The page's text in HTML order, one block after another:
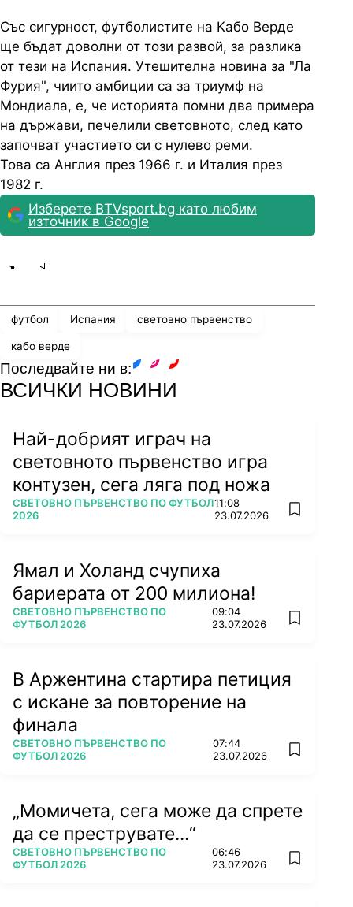
Със сигурност, футболистите на Кабо Верде
ще бъдат доволни от този развой, за разлика
от тези на Испания. Утешителна новина за "Ла
Фурия", чиито амбиции са за триумф на
Мондиала, е, че историята помни два примера
на държави, печелили световното, след като
започват участието си с нулево реми.
Това са Англия през 1966 г. и Италия през
1982 г.
Изберете BTVsport.bg като любим
източник в Google
футбол Испания световно първенство
кабо верде
Последвайте ни в:
ВСИЧКИ НОВИНИ
Най-добрият играч на
световното първенство игра
контузен, сега ляга под ножа
ПОВЕЧЕ ОТ
СВЕТОВНО ПЪРВЕНСТВО ПО ФУТБОЛ
2026
11:08
23.07.2026
add
Ямал и Холанд счупиха
бариерата от 200 милиона!
ПОВЕЧЕ ОТ
СВЕТОВНО ПЪРВЕНСТВО ПО
ФУТБОЛ 2026
09:04
23.07.2026
add
В Аржентина стартира петиция
с искане за повторение на
финала
ПОВЕЧЕ ОТ
СВЕТОВНО ПЪРВЕНСТВО ПО
ФУТБОЛ 2026
07:44
23.07.2026
add
„Момичета, сега може да спрете
да се преструвате...“
ПОВЕЧЕ ОТ
СВЕТОВНО ПЪРВЕНСТВО ПО
ФУТБОЛ 2026
06:46
23.07.2026
add